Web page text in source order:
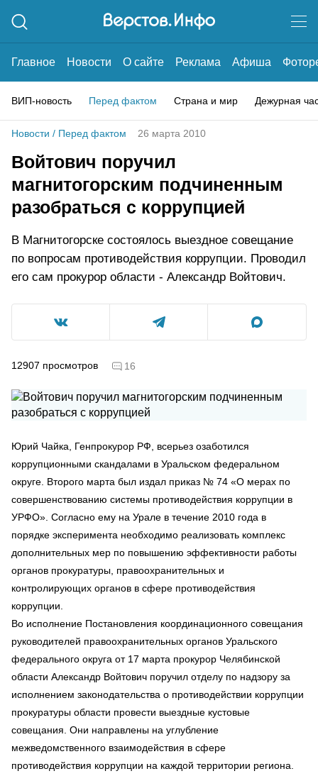
Главное Новости О сайте Реклама Афиша
ВИП-новость Перед фактом Страна и мир Дежурная
Новости / Перед фактом 26 марта 2010
Войтович поручил
магнитогорским подчиненным
разобраться с коррупцией
В Магнитогорске состоялось выездное совещание
по вопросам противодействия коррупции. Проводил
его сам прокурор области - Александр Войтович.
12907 просмотров 16
Юрий Чайка, Генпрокурор РФ, всерьез озаботился
коррупционными скандалами в Уральском федеральном
округе. Второго марта был издал приказ № 74 «О мерах по
совершенствованию системы противодействия коррупции в
УРФО». Согласно ему на Урале в течение 2010 года в
порядке эксперимента необходимо реализовать комплекс
дополнительных мер по повышению эффективности работы
органов прокуратуры, правоохранительных и
контролирующих органов в сфере противодействия
коррупции.
Во исполнение Постановления координационного совещания
руководителей правоохранительных органов Уральского
федерального округа от 17 марта прокурор Челябинской
области Александр Войтович поручил отделу по надзору за
исполнением законодательства о противодействии коррупции
прокуратуры области провести выездные кустовые
совещания. Они направлены на углубление
межведомственного взаимодействия в сфере
противодействия коррупции на каждой территории региона.